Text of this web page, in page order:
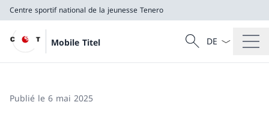
Centre sportif national de la jeunesse Tenero
Mobile Titel
Recherche
Recherche
La langue
Publié le 6 mai 2025